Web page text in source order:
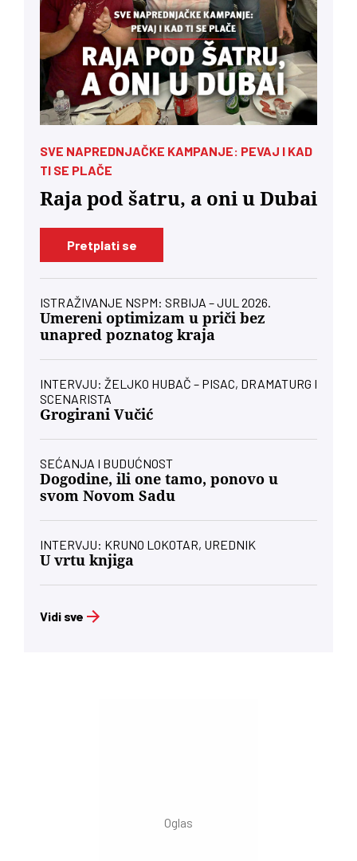
SVE NAPREDNJAČKE KAMPANJE: PEVAJ I KAD
TI SE PLAČE
Raja pod šatru, a oni u Dubai
Pretplati se
ISTRAŽIVANJE NSPM: SRBIJA – JUL 2026.
Umereni optimizam u priči bez
unapred poznatog kraja
INTERVJU: ŽELJKO HUBAČ – PISAC, DRAMATURG I
SCENARISTA
Grogirani Vučić
SEĆANJA I BUDUĆNOST
Dogodine, ili one tamo, ponovo u
svom Novom Sadu
INTERVJU: KRUNO LOKOTAR, UREDNIK
U vrtu knjiga
Vidi sve